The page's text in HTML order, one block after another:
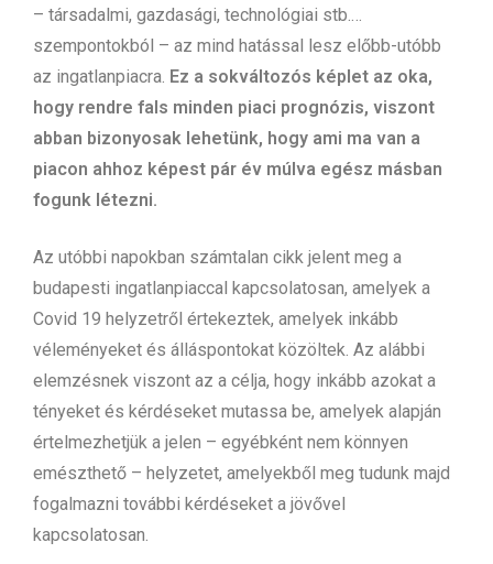
– társadalmi, gazdasági, technológiai stb.…
szempontokból – az mind hatással lesz előbb-utóbb
az ingatlanpiacra. Ez a sokváltozós képlet az oka,
hogy rendre fals minden piaci prognózis, viszont
abban bizonyosak lehetünk, hogy ami ma van a
piacon ahhoz képest pár év múlva egész másban
fogunk létezni.
Az utóbbi napokban számtalan cikk jelent meg a
budapesti ingatlanpiaccal kapcsolatosan, amelyek a
Covid 19 helyzetről értekeztek, amelyek inkább
véleményeket és álláspontokat közöltek. Az alábbi
elemzésnek viszont az a célja, hogy inkább azokat a
tényeket és kérdéseket mutassa be, amelyek alapján
értelmezhetjük a jelen – egyébként nem könnyen
emészthető – helyzetet, amelyekből meg tudunk majd
fogalmazni további kérdéseket a jövővel
kapcsolatosan.